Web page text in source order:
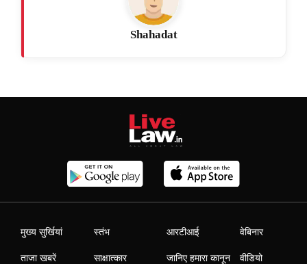
Shahadat
मुख्य सुर्खियां
ताजा खबरें
स्तंभ
साक्षात्कार
आरटीआई
जानिए हमारा कानून
वेबिनार
वीडियो